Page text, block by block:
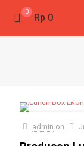
0
Rp 0
admin on